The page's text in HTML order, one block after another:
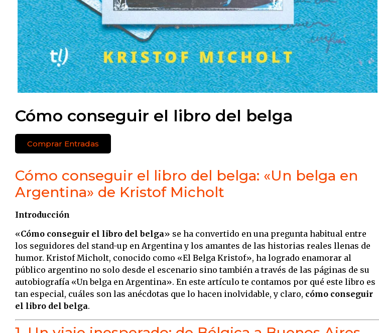
Cómo conseguir el libro del belga
Comprar Entradas
Cómo conseguir el libro del belga: «Un belga en
Argentina» de Kristof Micholt
Introducción
«Cómo conseguir el libro del belga» se ha convertido en una pregunta habitual entre
los seguidores del stand-up en Argentina y los amantes de las historias reales llenas de
humor. Kristof Micholt, conocido como «El Belga Kristof», ha logrado enamorar al
público argentino no solo desde el escenario sino también a través de las páginas de su
autobiografía «Un belga en Argentina». En este artículo te contamos por qué este libro es
tan especial, cuáles son las anécdotas que lo hacen inolvidable, y claro, cómo conseguir
el libro del belga.